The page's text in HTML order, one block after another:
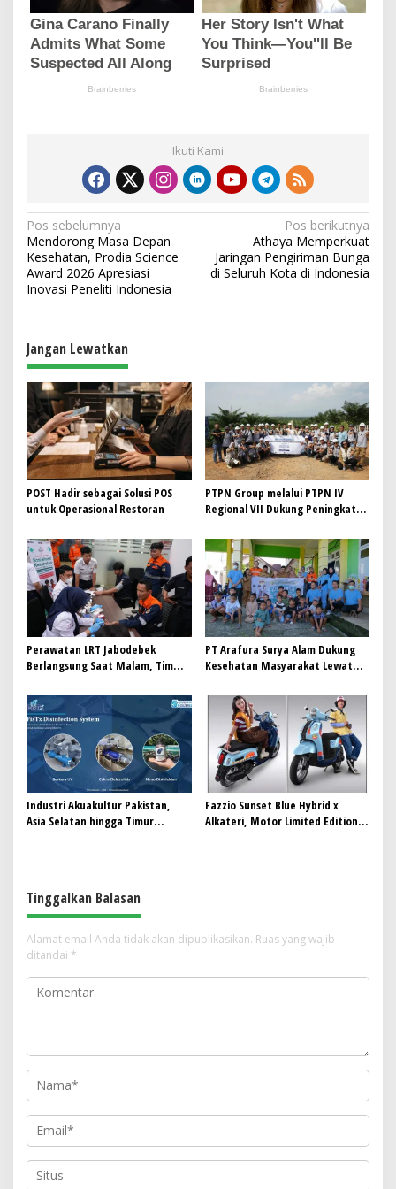
Ikuti Kami
N
a
v
i
a
s
i
p
o
s
Pos sebelumnya
Mendorong Masa Depan
Kesehatan, Prodia Science
Award 2026 Apresiasi
Inovasi Peneliti Indonesia
Pos berikutnya
Athaya Memperkuat
Jaringan Pengiriman Bunga
di Seluruh Kota di Indonesia
Jangan Lewatkan
POST Hadir sebagai Solusi POS
untuk Operasional Restoran
PTPN Group melalui PTPN IV
Regional VII Dukung Peningkatan
Perkebunan Lewat Pelatihan
Avenza Maps di Way Kanan
Perawatan LRT Jabodebek
Berlangsung Saat Malam, Tim
PT Arafura Surya Alam Dukung
Kesehatan Masyarakat Lewat
Industri Akuakultur Pakistan,
Asia Selatan hingga Timur
Fazzio Sunset Blue Hybrid x
Alkateri, Motor Limited Edition
Tinggalkan Balasan
Alamat email Anda tidak akan dipublikasikan. Ruas yang wajib
ditandai *